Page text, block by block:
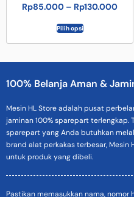
Rp85.000 – Rp130.000
Pilih opsi
100% Belanja Aman &
Mesin HL Store adalah pusat
jaminan 100% sparepart terlengkap.
sparepart yang Anda butuhkan
brand alat perkakas terbesar, Mesin
untuk produk yang dibeli.
Pastikan memasukkan nama,